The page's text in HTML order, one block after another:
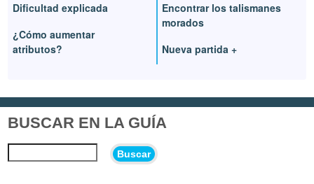
Dificultad explicada
¿Cómo aumentar
atributos?
Encontrar los talismanes
morados
Nueva partida +
BUSCAR EN LA GUÍA
Buscar